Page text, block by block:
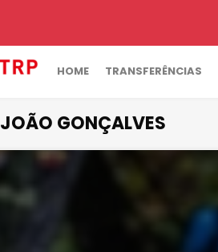
HOME TRANSFERÊNCIAS
JOÃO GONÇALVES